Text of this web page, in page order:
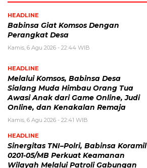
HEADLINE
Babinsa Giat Komsos Dengan
Perangkat Desa
Kamis, 6 Agu 2026 - 22:44 WIB
HEADLINE
Melalui Komsos, Babinsa Desa
Sialang Muda Himbau Orang Tua
Awasi Anak dari Game Online, Judi
Online, dan Kenakalan Remaja
Kamis, 6 Agu 2026 - 22:41 WIB
HEADLINE
Sinergitas TNI–Polri, Babinsa Koramil
0201-05/MB Perkuat Keamanan
Wilayah Melalui Patroli Gabungan